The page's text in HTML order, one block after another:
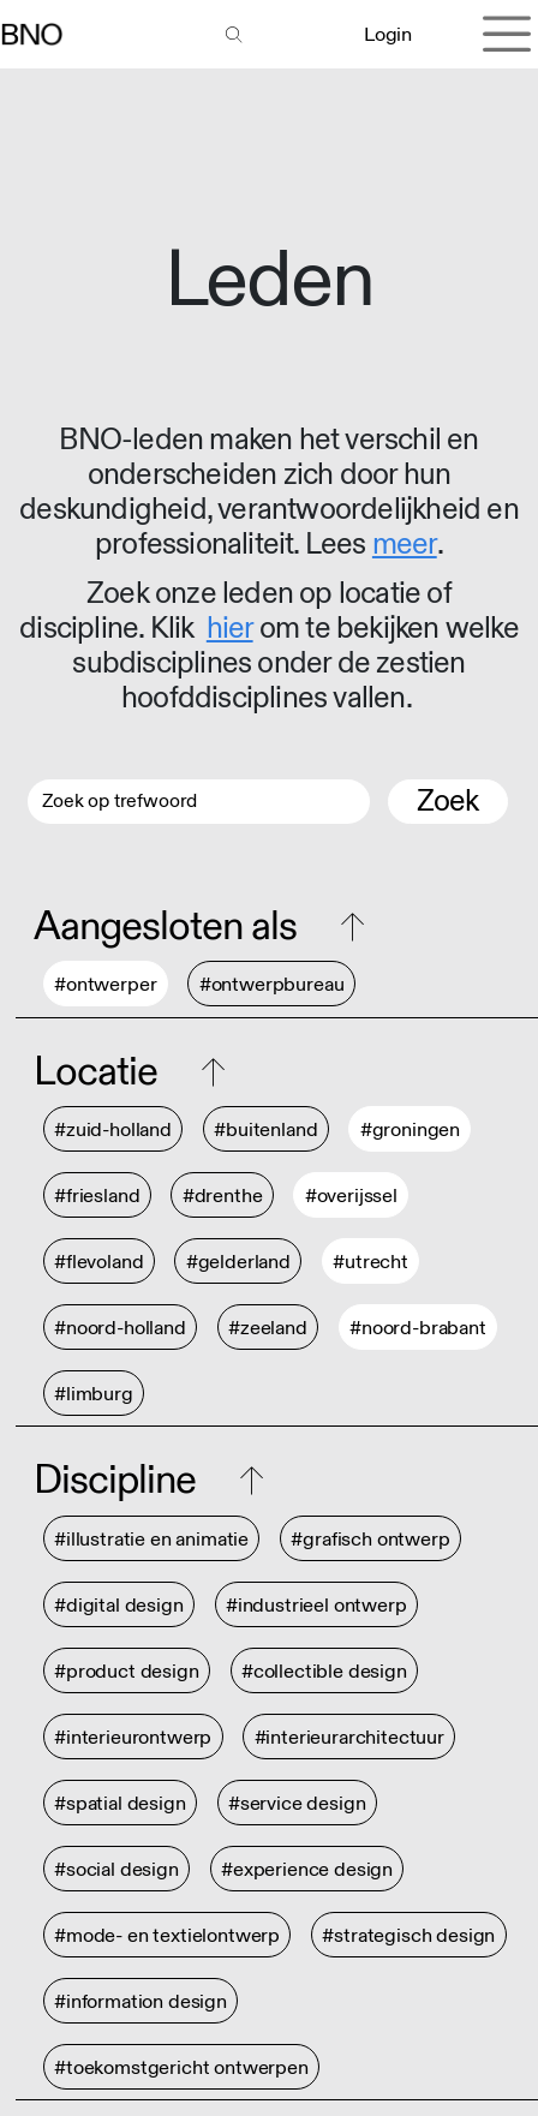
Login
Leden
BNO-leden maken het verschil en
onderscheiden zich door hun
deskundigheid, verantwoordelijkheid en
professionaliteit. Lees meer.
Zoek onze leden op locatie of
discipline. Klik hierom te bekijken welke
subdisciplines onder de zestien
hoofddisciplines vallen.
Zoek
Aangesloten als
#ontwerper #ontwerpbureau
Locatie
#zuid-holland #buitenland #groningen
#friesland #drenthe #overijssel
#flevoland #gelderland #utrecht
#noord-holland #zeeland #noord-brabant
#limburg
Discipline
#illustratie en animatie #grafisch ontwerp
#digital design #industrieel ontwerp
#product design #collectible design
#interieurontwerp #interieurarchitectuur
#spatial design #service design
#social design #experience design
#mode- en textielontwerp #strategisch design
#information design
#toekomstgericht ontwerpen